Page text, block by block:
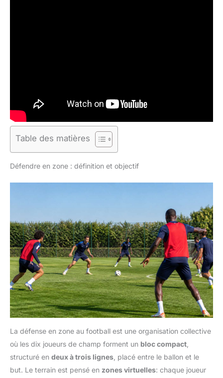
Table des matières
Défendre en zone : définition et objectif
La défense en zone au football est une organisation collective
où les dix joueurs de champ forment un bloc compact
structuré en deux à trois lignes , placé entre le ballon et le
but. Le terrain est pensé en zones virtuelles: chaque joueur